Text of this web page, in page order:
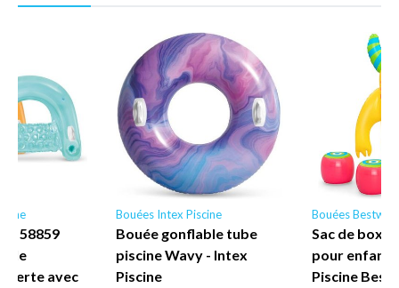
- 58859
avec
Bouées Intex Piscine
Bouée gonflable tube
piscine Wavy - Intex
Piscine
Bouées Bestway
Sac de boxe
pour
Piscine